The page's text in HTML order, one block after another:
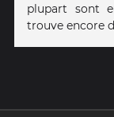
plupart sont
trouve encore